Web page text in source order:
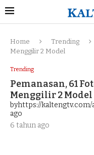
Home Trending
Menggilir 2 Model
Trending
Pemanasan, 61
Menggilir 2 Model
byhttps://
ago
6 tahun ago